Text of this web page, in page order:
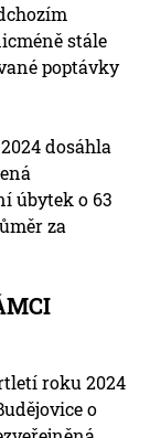
stále
poptávky
dosáhla
úbytek o 63
za
roku 2024
o